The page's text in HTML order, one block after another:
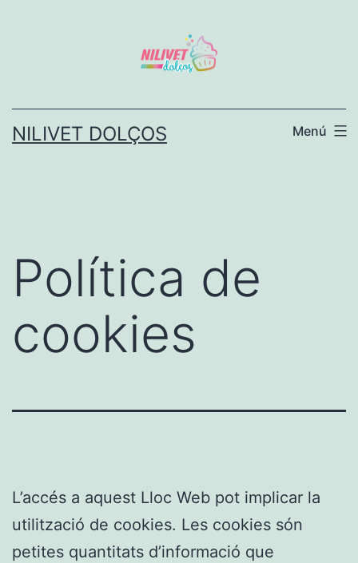
NILIVET DOLÇOS Menú
Política de
cookies
L’accés a aquest Lloc Web pot implicar la
utilització de cookies. Les cookies són
petites quantitats d’informació que